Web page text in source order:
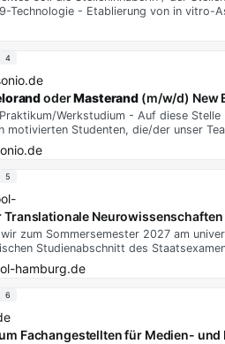
Technologie - Etablierung von in vitro-
oderMasterand (m/w/d) New
Werkstudium - Auf diese
motivierten Studenten, die/der unser
4
zum Sommersemester 2027 am
Studienabschnitt des
hamburg.de
5
Fachangestellten für Medien-
6